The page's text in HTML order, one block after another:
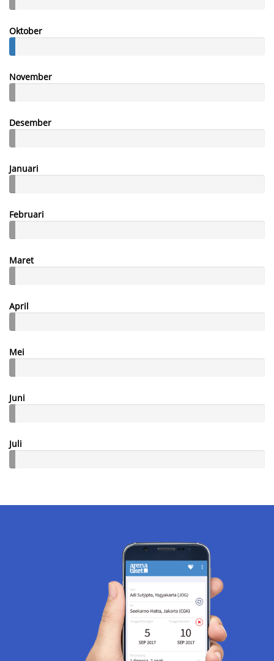
Oktober
November
Desember
Januari
Februari
Maret
April
Mei
Juni
Juli